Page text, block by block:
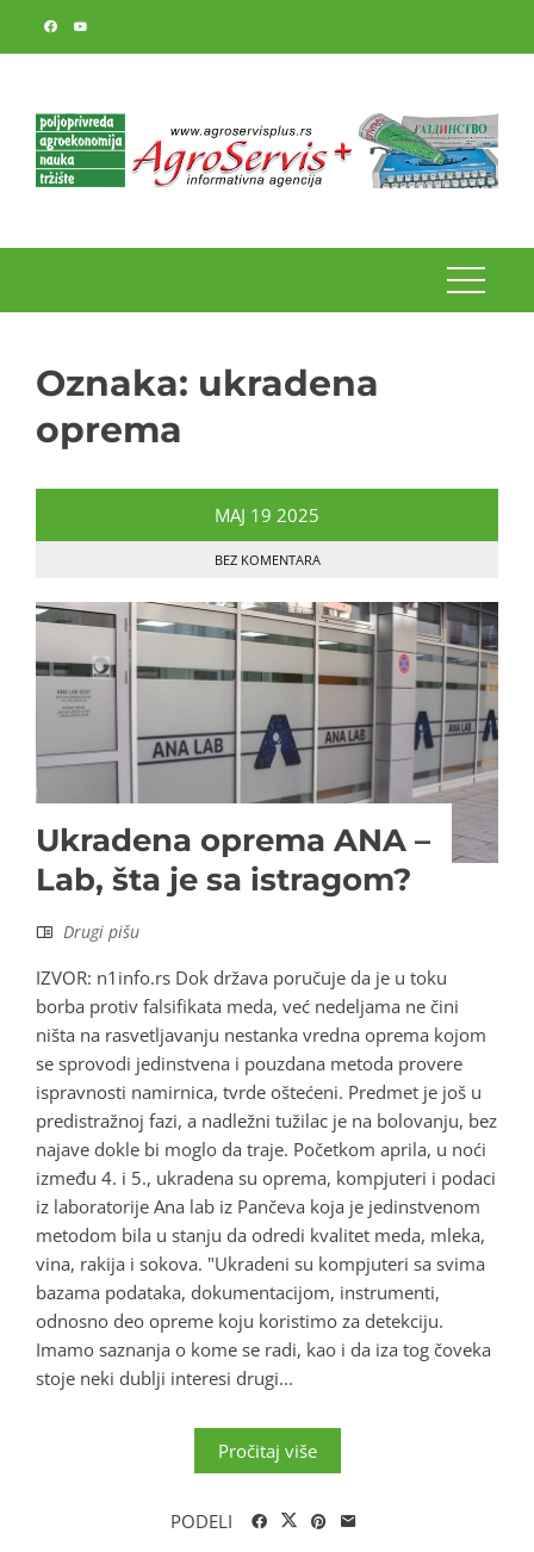
Oznaka: ukradena
oprema
MAJ 19 2025
BEZ KOMENTARA
Ukradena oprema ANA –
Lab, šta je sa istragom?
Drugi pišu
IZVOR: n1info.rs Dok država poručuje da je u toku
borba protiv falsifikata meda, već nedeljama ne čini
ništa na rasvetljavanju nestanka vredna oprema kojom
se sprovodi jedinstvena i pouzdana metoda provere
ispravnosti namirnica, tvrde oštećeni. Predmet je još u
predistražnoj fazi, a nadležni tužilac je na bolovanju, bez
najave dokle bi moglo da traje. Početkom aprila, u noći
između 4. i 5., ukradena su oprema, kompjuteri i podaci
iz laboratorije Ana lab iz Pančeva koja je jedinstvenom
metodom bila u stanju da odredi kvalitet meda, mleka,
vina, rakija i sokova. "Ukradeni su kompjuteri sa svima
bazama podataka, dokumentacijom, instrumenti,
odnosno deo opreme koju koristimo za detekciju.
Imamo saznanja o kome se radi, kao i da iza tog čoveka
stoje neki dublji interesi drugi...
Pročitaj više
PODELI